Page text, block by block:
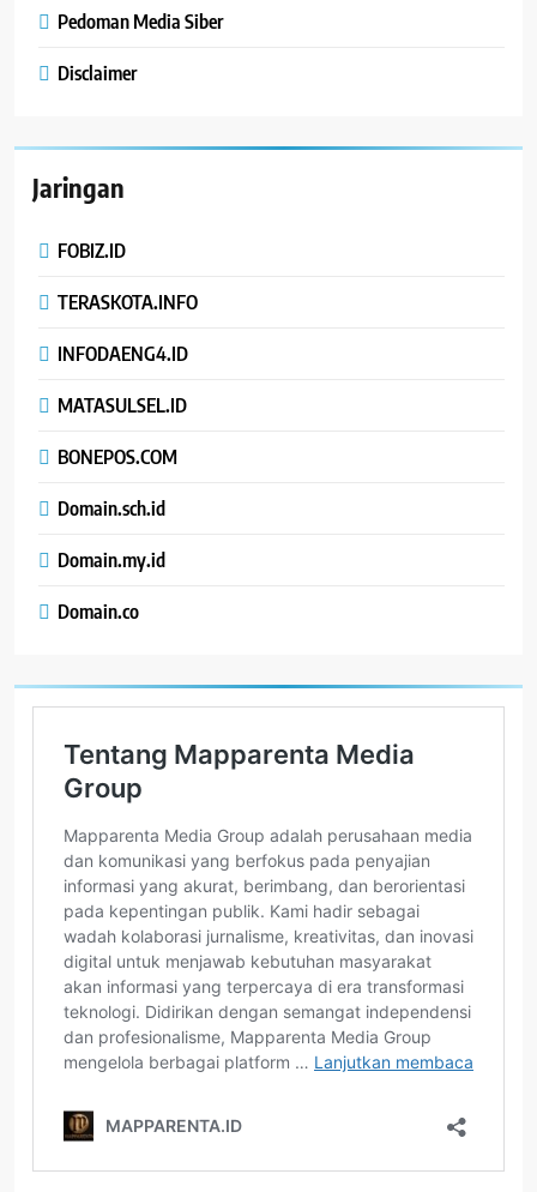
Pedoman Media Siber
Disclaimer
Jaringan
FOBIZ.ID
TERASKOTA.INFO
INFODAENG4.ID
MATASULSEL.ID
BONEPOS.COM
Domain.sch.id
Domain.my.id
Domain.co